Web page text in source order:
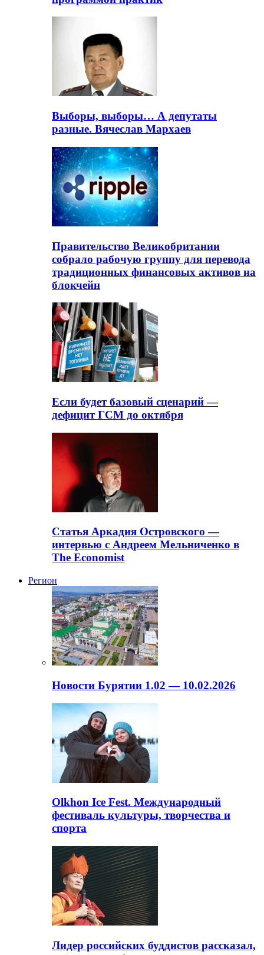
Выборы, выборы… А депутаты
разные. Вячеслав Мархаев
Правительство Великобритании
собрало рабочую группу для перевода
традиционных финансовых активов на
блокчейн
Если будет базовый сценарий —
дефицит ГСМ до октября
Статья Аркадия Островского —
интервью с Андреем Мельниченко в
The Economist
Регион
Новости Бурятии 1.02 — 10.02.2026
Olkhon Ice Fest. Международный
фестиваль культуры, творчества и
спорта
Лидер российских буддистов рассказал,